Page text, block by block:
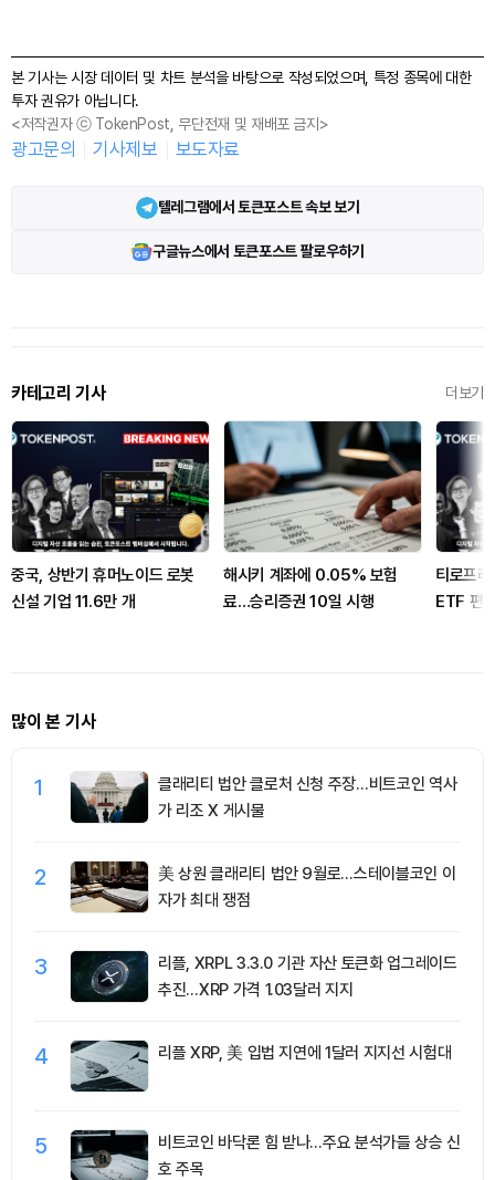
본 기사는 시장 데이터 및 차트 분석을 바탕으로 작성되었으며, 특정 종목에 대한
투자 권유가 아닙니다.
<저작권자 ⓒ TokenPost, 무단전재 및 재배포 금지>
광고문의 기사제보 보도자료
텔레그램에서 토큰포스트 속보 보기
구글뉴스에서 토큰포스트 팔로우하기
카테고리 기사 더보기
중국, 상반기 휴머노이드 로봇
신설 기업 11.6만 개
해시키 계좌에 0.05% 보험
료…승리증권 10일 시행
티로프
ETF 편
많이 본 기사
1
클래리티 법안 클로처 신청 주장…비트코인 역사
가 리조 X 게시물
2
美 상원 클래리티 법안 9월로…스테이블코인 이
자가 최대 쟁점
3
리플, XRPL 3.3.0 기관 자산 토큰화 업그레이드
추진…XRP 가격 1.03달러 지지
4 리플 XRP, 美 입법 지연에 1달러 지지선 시험대
5
비트코인 바닥론 힘 받나…주요 분석가들 상승 신
호 주목